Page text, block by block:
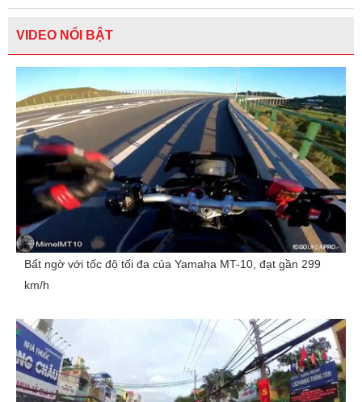
VIDEO NỔI BẬT
Bất ngờ với tốc độ tối đa của Yamaha MT-10, đạt gần 299
km/h